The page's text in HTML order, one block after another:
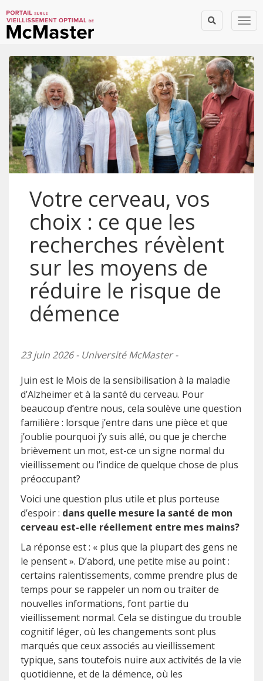
Votre cerveau, vos
choix : ce que les
recherches révèlent
sur les moyens de
réduire le risque de
démence
23 juin 2026 - Université McMaster -
Juin est le Mois de la sensibilisation à la maladie
d’Alzheimer et à la santé du cerveau. Pour
beaucoup d’entre nous, cela soulève une question
familière : lorsque j’entre dans une pièce et que
j’oublie pourquoi j’y suis allé, ou que je cherche
brièvement un mot, est-ce un signe normal du
vieillissement ou l’indice de quelque chose de plus
préoccupant?
Voici une question plus utile et plus porteuse
d’espoir : dans quelle mesure la santé de mon
cerveau est-elle réellement entre mes mains?
La réponse est : « plus que la plupart des gens ne
le pensent ». D’abord, une petite mise au point :
certains ralentissements, comme prendre plus de
temps pour se rappeler un nom ou traiter de
nouvelles informations, font partie du
vieillissement normal. Cela se distingue du trouble
cognitif léger, où les changements sont plus
marqués que ceux associés au vieillissement
typique, sans toutefois nuire aux activités de la vie
quotidienne, et de la démence, où les